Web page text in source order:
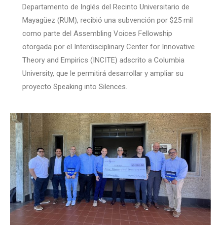
Departamento de Inglés del Recinto Universitario de
Mayagüez (RUM), recibió una subvención por $25 mil
como parte del Assembling Voices Fellowship
otorgada por el Interdisciplinary Center for Innovative
Theory and Empirics (INCITE) adscrito a Columbia
University, que le permitirá desarrollar y ampliar su
proyecto Speaking into Silences.